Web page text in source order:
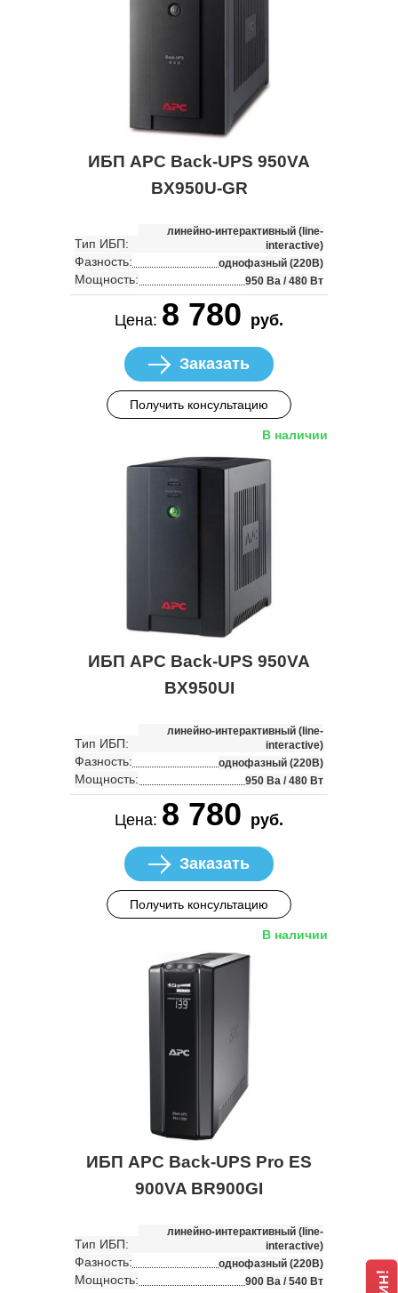
ИБП APC Back-UPS 950VA
BX950U-GR
Тип ИБП:
линейно-интерактивный (line-
interactive)
Фазность: однофазный (220В)
Мощность: 950 Ва / 480 Вт
Цена: 8 780 руб.
Заказать
Получить консультацию
В наличии
ИБП APC Back-UPS 950VA
BX950UI
Тип ИБП:
линейно-интерактивный (line-
interactive)
Фазность: однофазный (220В)
Мощность: 950 Ва / 480 Вт
Цена: 8 780 руб.
Заказать
Получить консультацию
В наличии
ИБП APC Back-UPS Pro ES
900VA BR900GI
Тип ИБП:
линейно-интерактивный (line-
interactive)
Фазность: однофазный (220В)
Мощность: 900 Ва / 540 Вт